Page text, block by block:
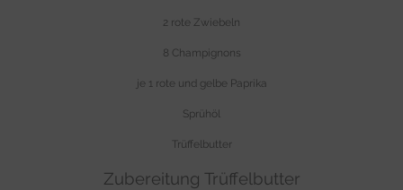
2 rote Zwiebeln
8 Champignons
je 1 rote und gelbe Paprika
Sprühöl
Trüffelbutter
Zubereitung Trüffelbutter